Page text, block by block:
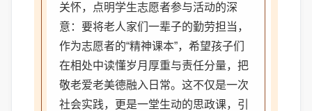
关怀，点明学生志愿者参与活动的深
意：要将老人家们一辈子的勤劳担当，
作为志愿者的“精神课本”，希望孩子们
在相处中读懂岁月厚重与责任分量，把
敬老爱老美德融入日常。这不仅是一次
社会实践，更是一堂生动的思政课，引